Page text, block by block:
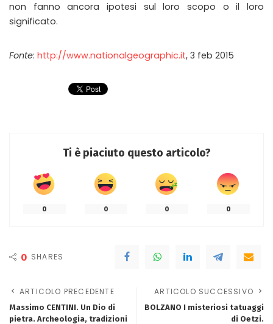
non fanno ancora ipotesi sul loro scopo o il loro
significato.
Fonte: http://www.nationalgeographic.it, 3 feb 2015
Ti è piaciuto questo articolo?
0 0 0 0
0 SHARES
ARTICOLO PRECEDENTE
Massimo CENTINI. Un Dio di
pietra. Archeologia, tradizioni
ARTICOLO SUCCESSIVO
BOLZANO I misteriosi tatuaggi
di Oetzi.